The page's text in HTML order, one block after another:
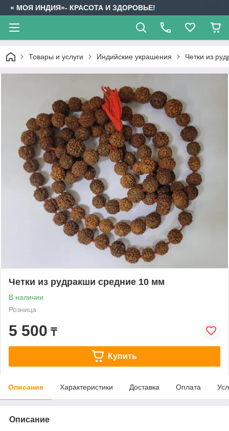
« МОЯ ИНДИЯ»- КРАСОТА И ЗДОРОВЬЕ!
Товары и услуги Индийские украшения Четки из
Четки из рудракши средние 10 мм
В наличии
Розница
5 500 ₸
Купить
Описание Характеристики Доставка Оплата
Описание